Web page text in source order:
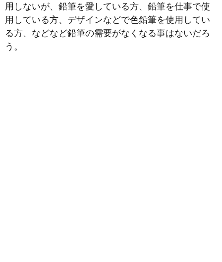
用しないが、鉛筆を愛している方、鉛筆を仕事で使
用している方、デザインなどで色鉛筆を使用してい
る方、などなど鉛筆の需要がなくなる事はないだろ
う。